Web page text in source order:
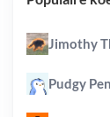
Jimothy
Pudgy